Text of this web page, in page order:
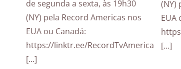
de segunda a sexta, às 19h30
(NY) pela Record Americas nos
EUA ou Canadá:
https://linktr.ee/RecordTvAmericas
[...]
(NY)
EUA
[...]